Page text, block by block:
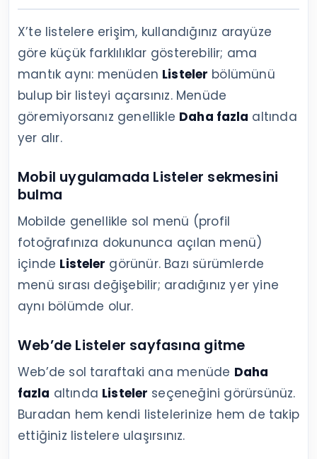
X’te listelere erişim, kullandığınız arayüze
göre küçük farklılıklar gösterebilir; ama
mantık aynı: menüden Listeler bölümünü
bulup bir listeyi açarsınız. Menüde
göremiyorsanız genellikle Daha fazla altında
yer alır.
Mobil uygulamada Listeler sekmesini
bulma
Mobilde genellikle sol menü (profil
fotoğrafınıza dokununca açılan menü)
içinde Listeler görünür. Bazı sürümlerde
menü sırası değişebilir; aradığınız yer yine
aynı bölümde olur.
Web’de Listeler sayfasına gitme
Web’de sol taraftaki ana menüde Daha
fazla altında Listeler seçeneğini görürsünüz.
Buradan hem kendi listelerinize hem de takip
ettiğiniz listelere ulaşırsınız.